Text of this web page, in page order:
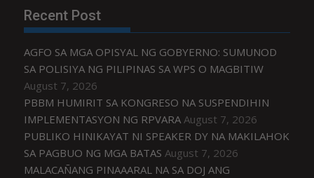
Recent Post
AGFO SA MGA OPISYAL NG GOBYERNO: SUMUNOD
SA POLISIYA NG PILIPINAS SA WPS O MAGBITIW
August 7, 2026
PBBM HUMIRIT SA KONGRESO NA SUSPENDIHIN
IMPLEMENTASYON NG RPVARA August 7, 2026
PUBLIKO HINIKAYAT NI SPEAKER DY NA MAKILAHOK
SA PAGBUO NG MGA BATAS August 7, 2026
MALACAÑANG PINAAARAL NA SA DOJ ANG